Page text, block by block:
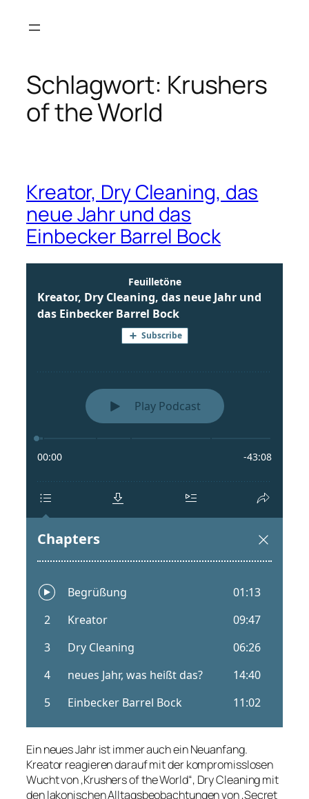
Inhalt
Schlagwort: Krushers
of the World
Kreator, Dry Cleaning, das
neue Jahr und das
Einbecker Barrel Bock
Ein neues Jahr ist immer auch ein Neuanfang.
Kreator reagieren darauf mit der kompromisslosen
Wucht von‚Krushers of the World“, Dry Cleaning mit
den lakonischen Alltagsbeobachtungen von ‚Secret